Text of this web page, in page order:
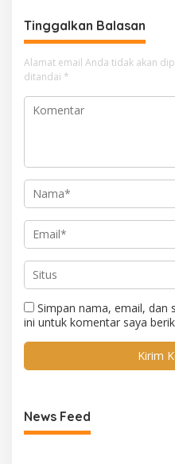
Tinggalkan Balasan
Alamat email Anda tidak akan
ditandai *
Simpan nama, email, dan
ini untuk komentar saya
News Feed